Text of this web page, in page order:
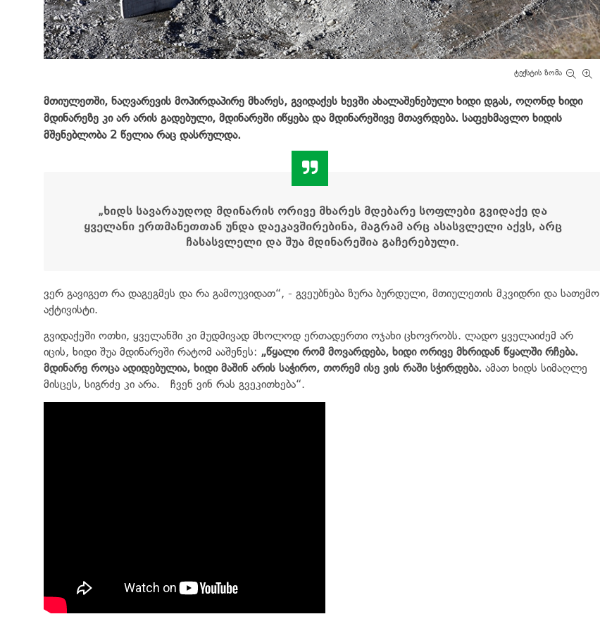
ტექსტის ზომა
მთიულეთში, ნაღვარევის მოპირდაპირე მხარეს, გვიდაქეს ხევში ახალაშენებული ხიდი დგას, ოღონდ ხიდი
მდინარეზე კი არ არის გადებული, მდინარეში იწყება და მდინარეშივე მთავრდება. საფეხმავლო ხიდის
მშენებლობა 2 წელია რაც დასრულდა.
„ხიდს სავარაუდოდ მდინარის ორივე მხარეს მდებარე სოფლები გვიდაქე და
ყველანი ერთმანეთთან უნდა დაეკავშირებინა, მაგრამ არც ასასვლელი აქვს, არც
ჩასასვლელი და შუა მდინარეშია გაჩერებული.
ვერ გავიგეთ რა დაგეგმეს და რა გამოუვიდათ“, - გვეუბნება ზურა ბურდული, მთიულეთის მკვიდრი და სათემო
აქტივისტი.
გვიდაქეში ოთხი, ყველანში კი მუდმივად მხოლოდ ერთადერთი ოჯახი ცხოვრობს. ლადო ყველაიძემ არ
იცის, ხიდი შუა მდინარეში რატომ ააშენეს: „წყალი რომ მოვარდება, ხიდი ორივე მხრიდან წყალში რჩება.
მდინარე როცა ადიდებულია, ხიდი მაშინ არის საჭირო, თორემ ისე ვის რაში სჭირდება. ამათ ხიდს სიმაღლე
მისცეს, სიგრძე კი არა. ჩვენ ვინ რას გვეკითხება“.